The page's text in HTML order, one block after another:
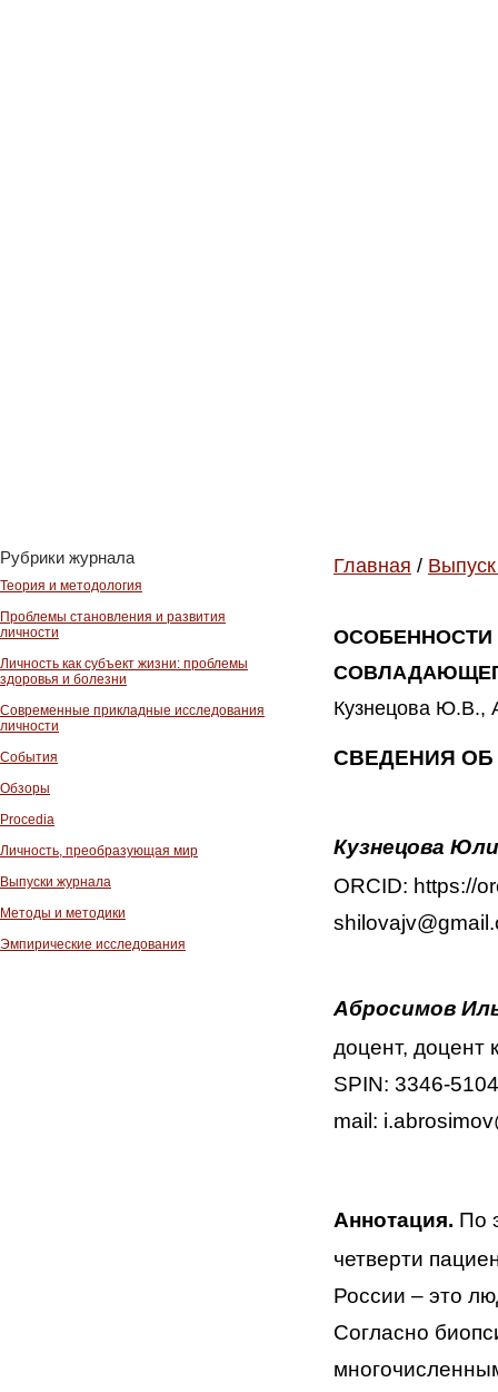
Рубрики журнала
Теория и методология
Проблемы становления и развития
личности
Личность как субъект жизни: проблемы
здоровья и болезни
Современные прикладные исследования
личности
События
Обзоры
Procedia
Личность, преобразующая мир
Выпуски журнала
Методы и методики
Эмпирические исследования
Главная /
ОСОБЕННОСТИ
Кузнецова Ю.В.,
СВЕДЕНИЯ ОБ
Кузнецова
ORCID: https://
Абросимов
доцент, доцент
SPIN: 3346-
mail:
Аннотация. По
четверти
России – это
Согласно